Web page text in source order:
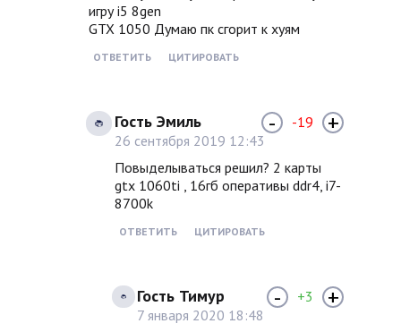
игру i5 8gen
GTX 1050 Думаю пк сгорит к хуям
ОТВЕТИТЬ ЦИТИРОВАТЬ
Гость Эмиль
26 сентября 2019 12:43
Повыделываться решил? 2 карты
gtx 1060ti , 16гб оперативы ddr4, i7-
8700k
ОТВЕТИТЬ ЦИТИРОВАТЬ
- -19 +
Гость Тимур
7 января 2020 18:48
- +3 +